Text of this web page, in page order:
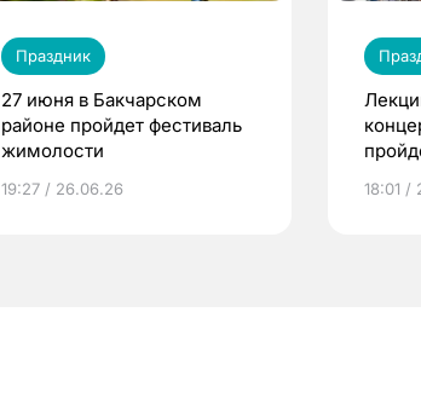
Праздник
27 июня в Бакчарском
районе пройдет фестиваль
жимолости
19:27 / 26.06.26 18:01 /